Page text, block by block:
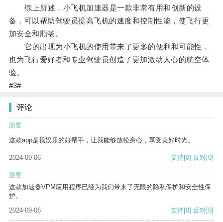
综上所述，小飞机加速器是一款非常有用和创新的设
备，可以帮助驾驶员提高飞机的速度和控制性能，使飞行更
加安全和顺畅。
它的出现为小飞机的使用带来了更多的便利和可能性，
也为飞行爱好者和专业驾驶员创造了更加激动人心的航空体
验。
#3#
评论
游客
这款app是我娱乐的好帮手，让我能够放松身心，享受美好时光。
2024-09-06 支持[0] 反对[0]
游客
这款加速器VPM应用程序已经为我们带来了无限的隐私保护和安全性保
护。
2024-09-06
支持[0] 反对[0]